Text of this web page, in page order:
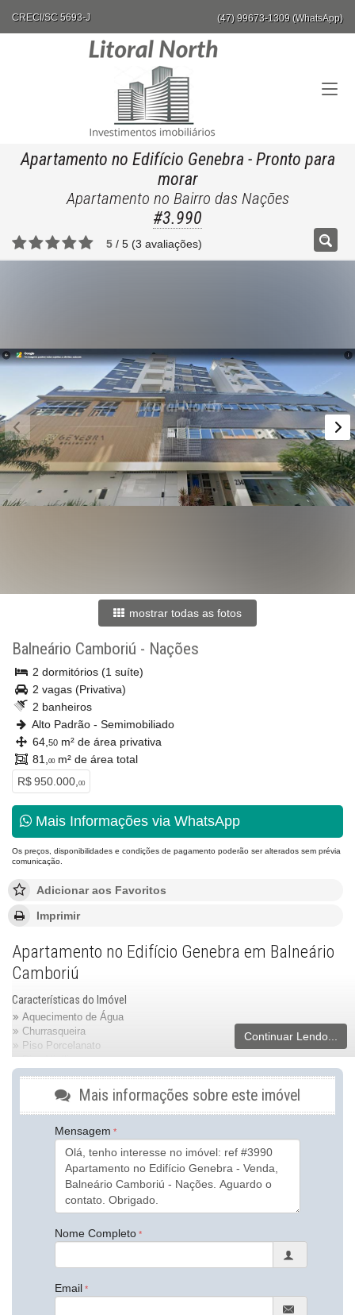
CRECI/SC 5693-J (47) 99673-1309 (WhatsApp)
Apartamento no Edifício Genebra - Pronto para
morar
Apartamento no Bairro das Nações
#3.990
5 / 5 (3 avaliações)
mostrar todas as fotos
Balneário Camboriú - Nações
2 dormitórios (1 suíte)
2 vagas (Privativa)
2 banheiros
Alto Padrão - Semimobiliado
64, 50 m² de área privativa
81,
00m² de área total
R$ 950.000, 00
Mais Informações via WhatsApp
Os preços, disponibilidades e condições de pagamento poderão ser alterados sem prévia
comunicação.
Adicionar aos Favoritos
Imprimir
Apartamento no Edifício Genebra em Balneário
Camboriú
Características do Imóvel
Aquecimento de Água
Churrasqueira
Piso Porcelanato
Piso Vinílico
Infra para Ar Split
Vista Livre
Acabamento em Gesso
Móveis Planejados
Vista Panorâmica
Área de Serviço
Sacada / Varanda
Sacada com Churrasqueira
Sala de Estar
Sala de Jantar
Cozinha
Cozinha Americana
Sala de TV
Continuar Lendo...
Mais informações sobre este imóvel
Mensagem
Nome Completo
Email